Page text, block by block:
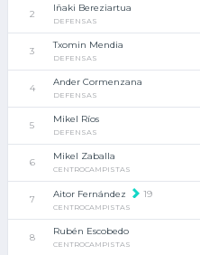
2
Iñaki Bereziartua
DEFENSAS
3
Txomin Mendia
DEFENSAS
4
Ander Cormenzana
DEFENSAS
5
Mikel Ríos
DEFENSAS
6
Mikel Zaballa
CENTROCAMPISTAS
7 Aitor Fernández 19
CENTROCAMPISTAS
8
Rubén Escobedo
CENTROCAMPISTAS